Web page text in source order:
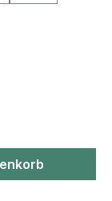
verfügbar.)